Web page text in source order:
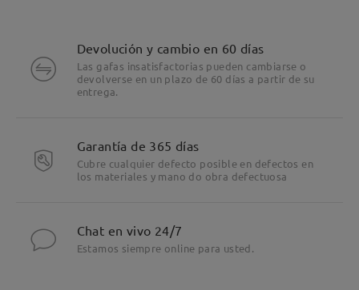
Devolución y cambio en 60 días
Las gafas insatisfactorias pueden cambiarse o
devolverse en un plazo de 60 días a partir de su
entrega.
Garantía de 365 días
Cubre cualquier defecto posible en defectos en
los materiales y mano do obra defectuosa
Chat en vivo 24/7
Estamos siempre online para usted.